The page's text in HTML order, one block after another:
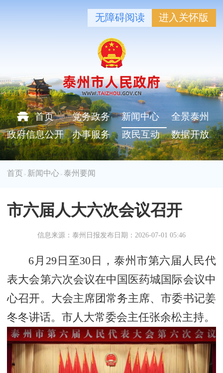
无障碍阅读 进入关怀版
首页 党务政务 新闻中心
全景泰州
政府信息公开
办事服务 政民互动 数据开放
首页 > 新闻中心 >泰州要闻
市六届人大六次会议召开
信息来源：泰州日报发布日期：2026-07-01 05:46
6月29日至30日，泰州市第六届人民代
表大会第六次会议在中国医药城国际会议中
心召开。大会主席团常务主席、市委书记姜
冬冬讲话。市人大常委会主任张余松主持。